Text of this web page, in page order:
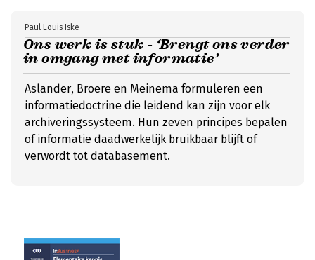
Ons werk is stuk - ‘Brengt ons verder
in omgang met informatie’
Paul Louis Iske
Aslander, Broere en Meinema formuleren een
informatiedoctrine die leidend kan zijn voor elk
archiveringssysteem. Hun zeven principes bepalen
of informatie daadwerkelijk bruikbaar blijft of
verwordt tot databasement.